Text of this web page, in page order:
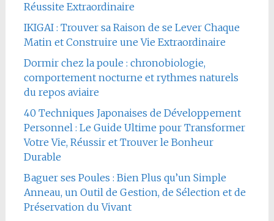
Réussite Extraordinaire
IKIGAI : Trouver sa Raison de se Lever Chaque
Matin et Construire une Vie Extraordinaire
Dormir chez la poule : chronobiologie,
comportement nocturne et rythmes naturels
du repos aviaire
40 Techniques Japonaises de Développement
Personnel : Le Guide Ultime pour Transformer
Votre Vie, Réussir et Trouver le Bonheur
Durable
Baguer ses Poules : Bien Plus qu’un Simple
Anneau, un Outil de Gestion, de Sélection et de
Préservation du Vivant